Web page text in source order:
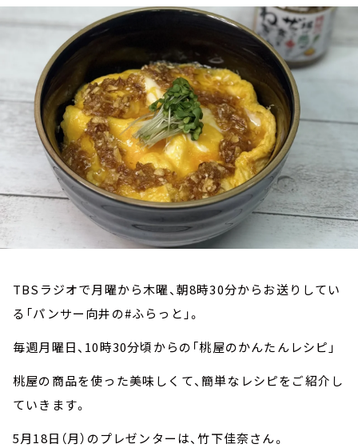
イベント・グッズ
YouTube
会社情報
TBSラジオで月曜から木曜、朝8時30分からお送りしてい
る「パンサー向井の#ふらっと」。
毎週月曜日、10時30分頃からの「桃屋のかんたんレシピ」
桃屋の商品を使った美味しくて、簡単なレシピをご紹介し
ていきます。
5月18日（月）のプレゼンターは、竹下佳奈さん。